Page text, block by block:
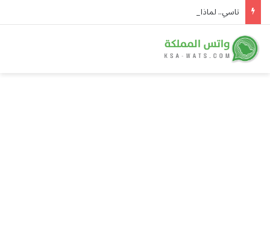
تاسي.. لماذا لم يواكب صعود الأسواق العالمية؟